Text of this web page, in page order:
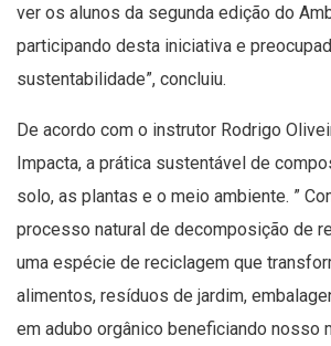
ver os alunos da segunda edição do
participando desta iniciativa e
sustentabilidade”, concluiu.
De acordo com o instrutor Rodrigo
Impacta, a prática sustentável de
solo, as plantas e o meio ambiente. ”
processo natural de decomposição de
uma espécie de reciclagem que
alimentos, resíduos de jardim,
em adubo orgânico beneficiando nosso